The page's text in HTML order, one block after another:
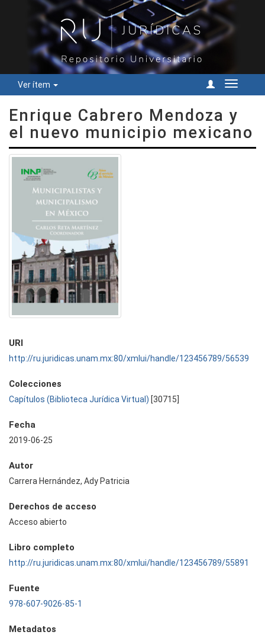
Ver ítem
Cambiar
Enrique Cabrero Mendoza y
el nuevo municipio mexicano
URI
http://ru.juridicas.unam.mx:80/xmlui/handle/123456789/56539
Colecciones
Capítulos (Biblioteca Jurídica Virtual) [30715]
Fecha
2019-06-25
Autor
Carrera Hernández, Ady Patricia
Derechos de acceso
Acceso abierto
Libro completo
http://ru.juridicas.unam.mx:80/xmlui/handle/123456789/55891
Fuente
978-607-9026-85-1
Metadatos